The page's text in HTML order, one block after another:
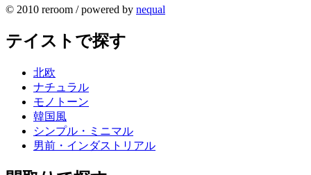
© 2010 reroom / powered by nequal
テイストで探す
北欧
ナチュラル
モノトーン
韓国風
シンプル・ミニマル
男前・インダストリアル